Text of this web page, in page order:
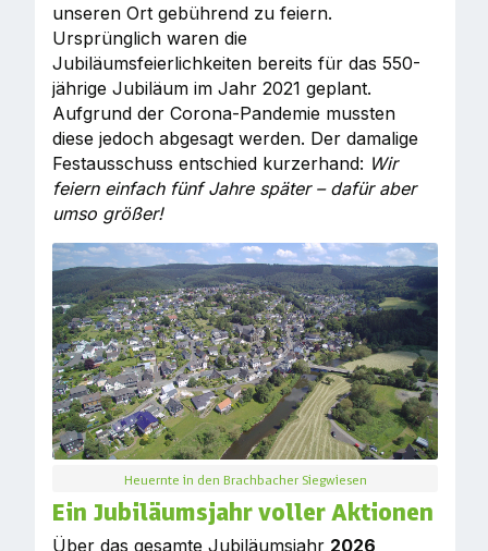
unseren Ort gebührend zu feiern.
Ursprünglich waren die
Jubiläumsfeierlichkeiten bereits für das 550-
jährige Jubiläum im Jahr 2021 geplant.
Aufgrund der Corona-Pandemie mussten
diese jedoch abgesagt werden. Der damalige
Festausschuss entschied kurzerhand: Wir
feiern einfach fünf Jahre später – dafür aber
umso größer!
Heuernte in den Brachbacher Siegwiesen
Ein Jubiläumsjahr voller Aktionen
Über das gesamte Jubiläumsjahr 2026